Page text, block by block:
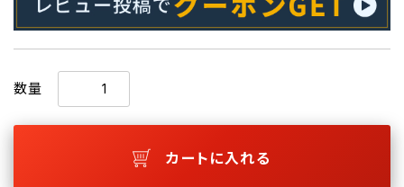
数量
カートに入れる